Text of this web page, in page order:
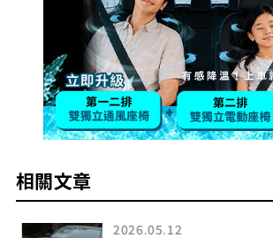
相關文章
2026.05.12